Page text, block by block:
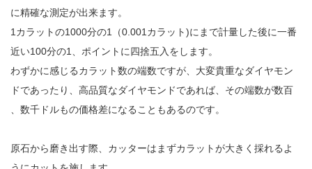
に精確な測定が出来ます。
1カラットの1000分の1（0.001カラット)にまで計量した後に一番
近い100分の1、ポイントに四捨五入をします。
わずかに感じるカラット数の端数ですが、大変貴重なダイヤモン
ドであったり、高品質なダイヤモンドであれば、その端数が数百
、数千ドルもの価格差になることもあるのです。
原石から磨き出す際、カッターはまずカラットが大きく採れるよ